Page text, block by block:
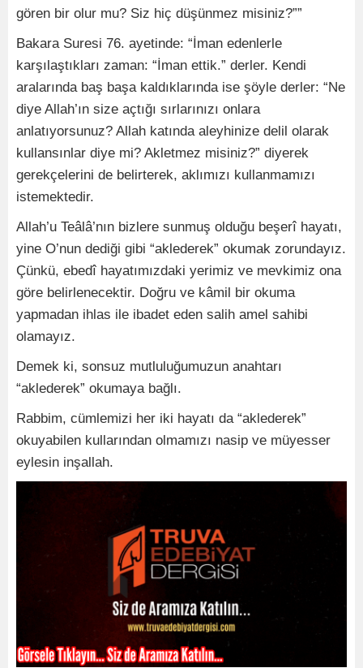
gören bir olur mu? Siz hiç düşünmez misiniz?””
Bakara Suresi 76. ayetinde: “İman edenlerle
karşılaştıkları zaman: “İman ettik.” derler. Kendi
aralarında baş başa kaldıklarında ise şöyle derler: “Ne
diye Allah’ın size açtığı sırlarınızı onlara
anlatıyorsunuz? Allah katında aleyhinize delil olarak
kullansınlar diye mi? Akletmez misiniz?” diyerek
gerekçelerini de belirterek, aklımızı kullanmamızı
istemektedir.
Allah’u Teâlâ’nın bizlere sunmuş olduğu beşerî hayatı,
yine O’nun dediği gibi “aklederek” okumak zorundayız.
Çünkü, ebedî hayatımızdaki yerimiz ve mevkimiz ona
göre belirlenecektir. Doğru ve kâmil bir okuma
yapmadan ihlas ile ibadet eden salih amel sahibi
olamayız.
Demek ki, sonsuz mutluluğumuzun anahtarı
“aklederek” okumaya bağlı.
Rabbim, cümlemizi her iki hayatı da “aklederek”
okuyabilen kullarından olmamızı nasip ve müyesser
eylesin inşallah.